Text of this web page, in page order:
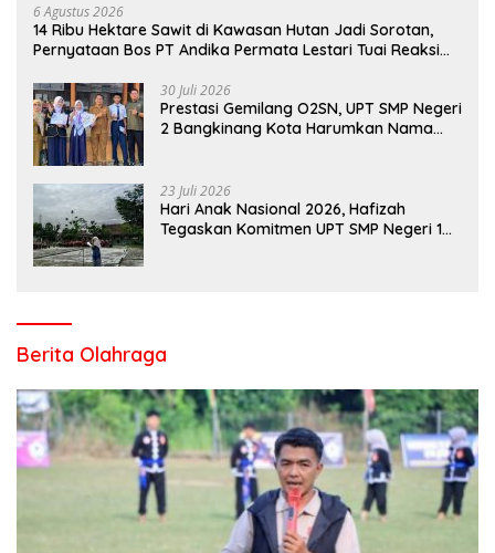
6 Agustus 2026
14 Ribu Hektare Sawit di Kawasan Hutan Jadi Sorotan,
Pernyataan Bos PT Andika Permata Lestari Tuai Reaksi
30 Juli 2026
Prestasi Gemilang O2SN, UPT SMP Negeri
2 Bangkinang Kota Harumkan Nama
23 Juli 2026
Hari Anak Nasional 2026, Hafizah
Tegaskan Komitmen UPT SMP Negeri 1
Berita Olahraga